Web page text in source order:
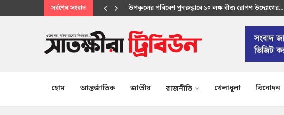
সর্বশেষ সংবাদ
উপকূলের পরিবেশ পুনরুদ্ধারে ১০ লক্ষ বীজ রোপণ উদ্যোগের...
হোম আন্তর্জাতিক জাতীয় রাজনীতি খেলাধুলা বিনোদন